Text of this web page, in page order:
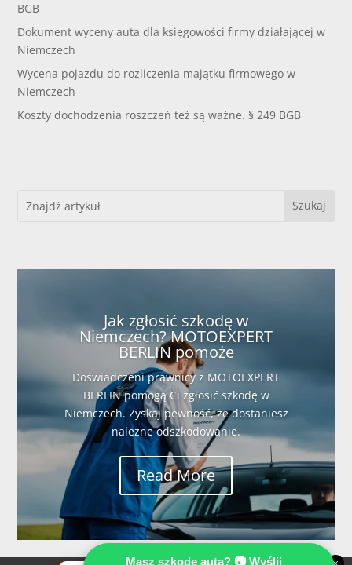
BGB
Dokument wyceny auta dla księgowości firmy działającej w
Niemczech
Wycena pojazdu do rozliczenia majątku firmowego w
Niemczech
Koszty dochodzenia roszczeń też są ważne. § 249 BGB
Jak zgłosić szkodę w
Niemczech? MOTOEXPERT
BERLIN pomoże
Doświadczeni prawnicy z MOTOEXPERT
BERLIN pomogą Ci zgłosić szkodę w
Niemczech. Zyskaj pewność, że dostaniesz
należne odszkodowanie.
Read More
Masz szkodę auta? 📷 Wyślij